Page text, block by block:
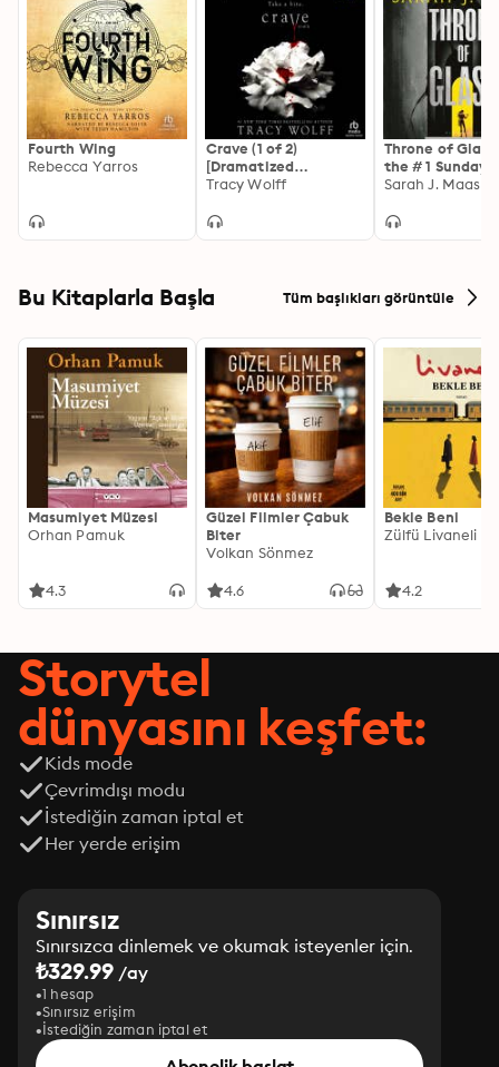
McFadyen."
Fourth Wing
Rebecca Yarros
Crave (1 of 2)
[Dramatized
Adaptation]: Crave 1
Tracy Wolff
Throne of
the # 1 Sunday
best-selling
Roses
Sarah J. Maas
Bu Kitaplarla Başla Tüm başlıkları görüntüle
Masumiyet Müzesi
Orhan Pamuk
4.3
Güzel Filmler Çabuk
Biter
Volkan Sönmez
4.6
Bekle Beni
Zülfü Livaneli
4.2
Storytel
dünyasını keşfet:
Kids mode
Çevrimdışı modu
İstediğin zaman iptal et
Her yerde erişim
Sınırsız
Sınırsızca dinlemek ve okumak isteyenler için.
₺329.99 /ay
1 hesap
Sınırsız erişim
İstediğin zaman iptal et